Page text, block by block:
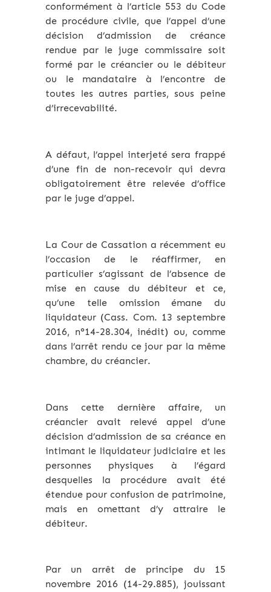
conformément à l’article 553 du Code
de procédure civile, que l’appel d’une
décision d’admission de créance
rendue par le juge commissaire soit
formé par le créancier ou le débiteur
ou le mandataire à l’encontre de
toutes les autres parties, sous peine
d’irrecevabilité.
A défaut, l’appel interjeté sera frappé
d’une fin de non-recevoir qui devra
obligatoirement être relevée d’office
par le juge d’appel.
La Cour de Cassation a récemment eu
l’occasion de le réaffirmer, en
particulier s’agissant de l’absence de
mise en cause du débiteur et ce,
qu’une telle omission émane du
liquidateur (Cass. Com. 13 septembre
2016, n°14-28.304, inédit) ou, comme
dans l’arrêt rendu ce jour par la même
chambre, du créancier.
Dans cette dernière affaire, un
créancier avait relevé appel d’une
décision d’admission de sa créance en
intimant le liquidateur judiciaire et les
personnes physiques à l’égard
desquelles la procédure avait été
étendue pour confusion de patrimoine,
mais en omettant d’y attraire le
débiteur.
Par un arrêt de principe du 15
novembre 2016 (14-29.885), jouissant